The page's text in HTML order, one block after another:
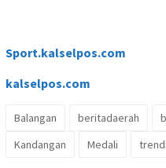
Sport.kalselpos.com
kalselpos.com
Balangan beritadaerah
Kandangan
Medali